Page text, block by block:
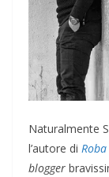
Naturalmente
l’autore di
blogger